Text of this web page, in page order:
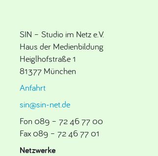
SIN – Studio im Netz e.V.
Haus der Medienbildung
Heiglhofstraße 1
81377 München
Anfahrt
sin@sin-net.de
Fon 089 – 72 46 77 00
Fax 089 – 72 46 77 01
Netzwerke